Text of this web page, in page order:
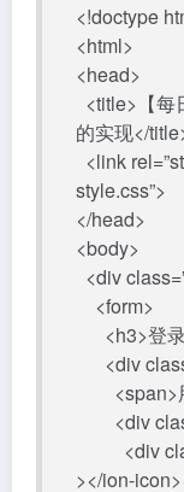
<!doctype
<html>
<head>
<title>【每
的实现</
<link
style.css”>
</head>
<body>
<div
<form>
<h3>登
<div
<span>
<div
<div
></ion-